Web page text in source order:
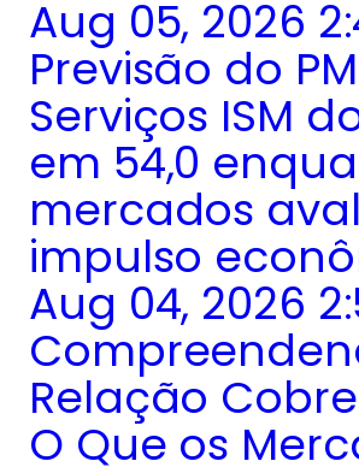
Aug 05, 2026
Previsão do
Serviços ISM
em 54,0
mercados
impulso
Aug 04, 2026
Relação
O Que os